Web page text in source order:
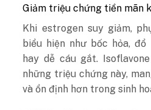
Giảm triệu chứng tiền mãn
Khi estrogen suy giảm,
biểu hiện như bốc hỏa,
hay dễ cáu gắt.
những triệu chứng này,
và ổn định hơn trong sinh